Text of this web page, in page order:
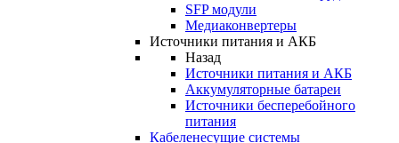
SFP модули
Медиаконвертеры
Источники питания и АКБ
Назад
Источники питания и АКБ
Аккумуляторные батареи
Источники бесперебойного
питания
Кабеленесущие системы